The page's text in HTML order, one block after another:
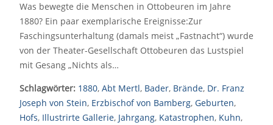
Was bewegte die Menschen in Ottobeuren im Jahre
1880? Ein paar exemplarische Ereignisse:Zur
Faschingsunterhaltung (damals meist „Fastnacht“) wurde
von der Theater-Gesellschaft Ottobeuren das Lustspiel
mit Gesang „Nichts als…
Schlagwörter: 1880, Abt Mertl, Bader, Brände, Dr. Franz
Joseph von Stein, Erzbischof von Bamberg, Geburten,
Hofs, Illustrirte Gallerie, Jahrgang, Katastrophen, Kuhn,